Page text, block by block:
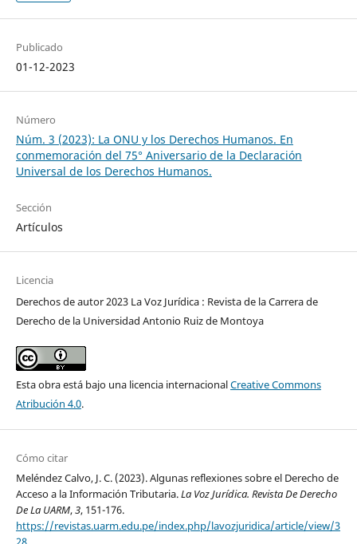
Publicado
01-12-2023
Número
Núm. 3 (2023): La ONU y los Derechos Humanos. En
conmemoración del 75° Aniversario de la Declaración
Universal de los Derechos Humanos.
Sección
Artículos
Licencia
Derechos de autor 2023 La Voz Jurídica : Revista de la Carrera de
Derecho de la Universidad Antonio Ruiz de Montoya
Esta obra está bajo una licencia internacionalCreative Commons
Atribución 4.0.
Cómo citar
Meléndez Calvo, J. C. (2023). Algunas reflexiones sobre el Derecho de
Acceso a la Información Tributaria.La Voz Jurídica. Revista De Derecho
De La UARM,3, 151-176.
https://revistas.uarm.edu.pe/index.php/lavozjuridica/article/view/3